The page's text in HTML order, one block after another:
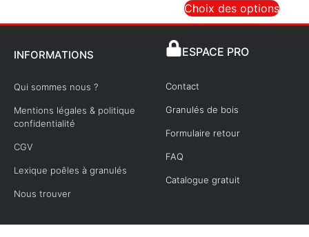
Choix des options
INFORMATIONS
Qui sommes nous ?
Mentions légales & politique
confidentialité
CGV
Lexique poêles à granulés
Nous trouver
ESPACE PRO
Contact
Granulés de bois
Formulaire retour
FAQ
Catalogue gratuit